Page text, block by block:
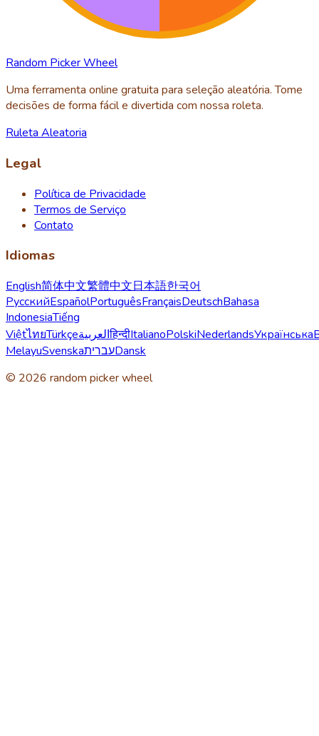
Random Picker Wheel
Uma ferramenta online gratuita para seleção aleatória. Tome
decisões de forma fácil e divertida com nossa roleta.
Ruleta Aleatoria
Legal
Política de Privacidade
Termos de Serviço
Contato
Idiomas
English简体中文繁體中文日本語한국어
РусскийEspañolPortuguêsFrançaisDeutschBahasa
IndonesiaTiếng
ViệtไทยTürkçeالعربيةहिन्दीItalianoPolskiNederlandsУкраїнська
MelayuSvenskaעבריתDansk
© 2026 random picker wheel